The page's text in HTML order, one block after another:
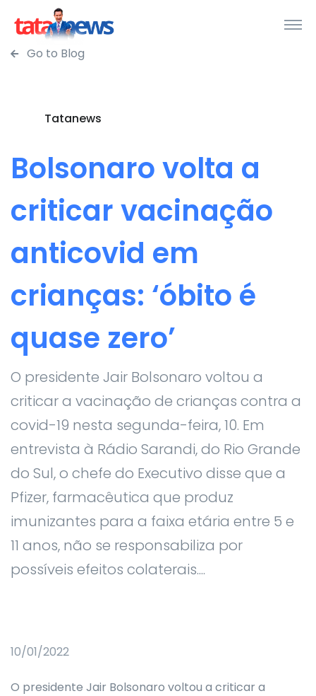
Go to Blog
Tatanews
Bolsonaro volta a
criticar vacinação
anticovid em
crianças: ‘óbito é
quase zero’
O presidente Jair Bolsonaro voltou a
criticar a vacinação de crianças contra a
covid-19 nesta segunda-feira, 10. Em
entrevista à Rádio Sarandi, do Rio Grande
do Sul, o chefe do Executivo disse que a
Pfizer, farmacêutica que produz
imunizantes para a faixa etária entre 5 e
11 anos, não se responsabiliza por
possíveis efeitos colaterais....
10/01/2022
O presidente Jair Bolsonaro voltou a criticar a